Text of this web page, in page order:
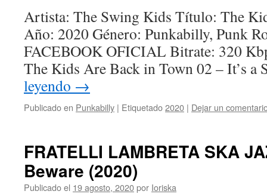
Artista: The Swing Kids Título: The
Año: 2020 Género: Punkabilly, Punk
FACEBOOK OFICIAL Bitrate: 320
The Kids Are Back in Town 02 – It’s
leyendo →
Publicado en Punkabilly | Etiquetado2020 | Dejar un
FRATELLI LAMBRETA SKA
Beware (2020)
Publicado el 19 agosto, 2020por Ioriska